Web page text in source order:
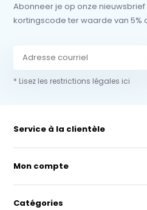
Abonneer je op onze
kortingscode ter waarde van 5%
* Lisez les restrictions légales ici
Service à la clientèle
Mon compte
Catégories